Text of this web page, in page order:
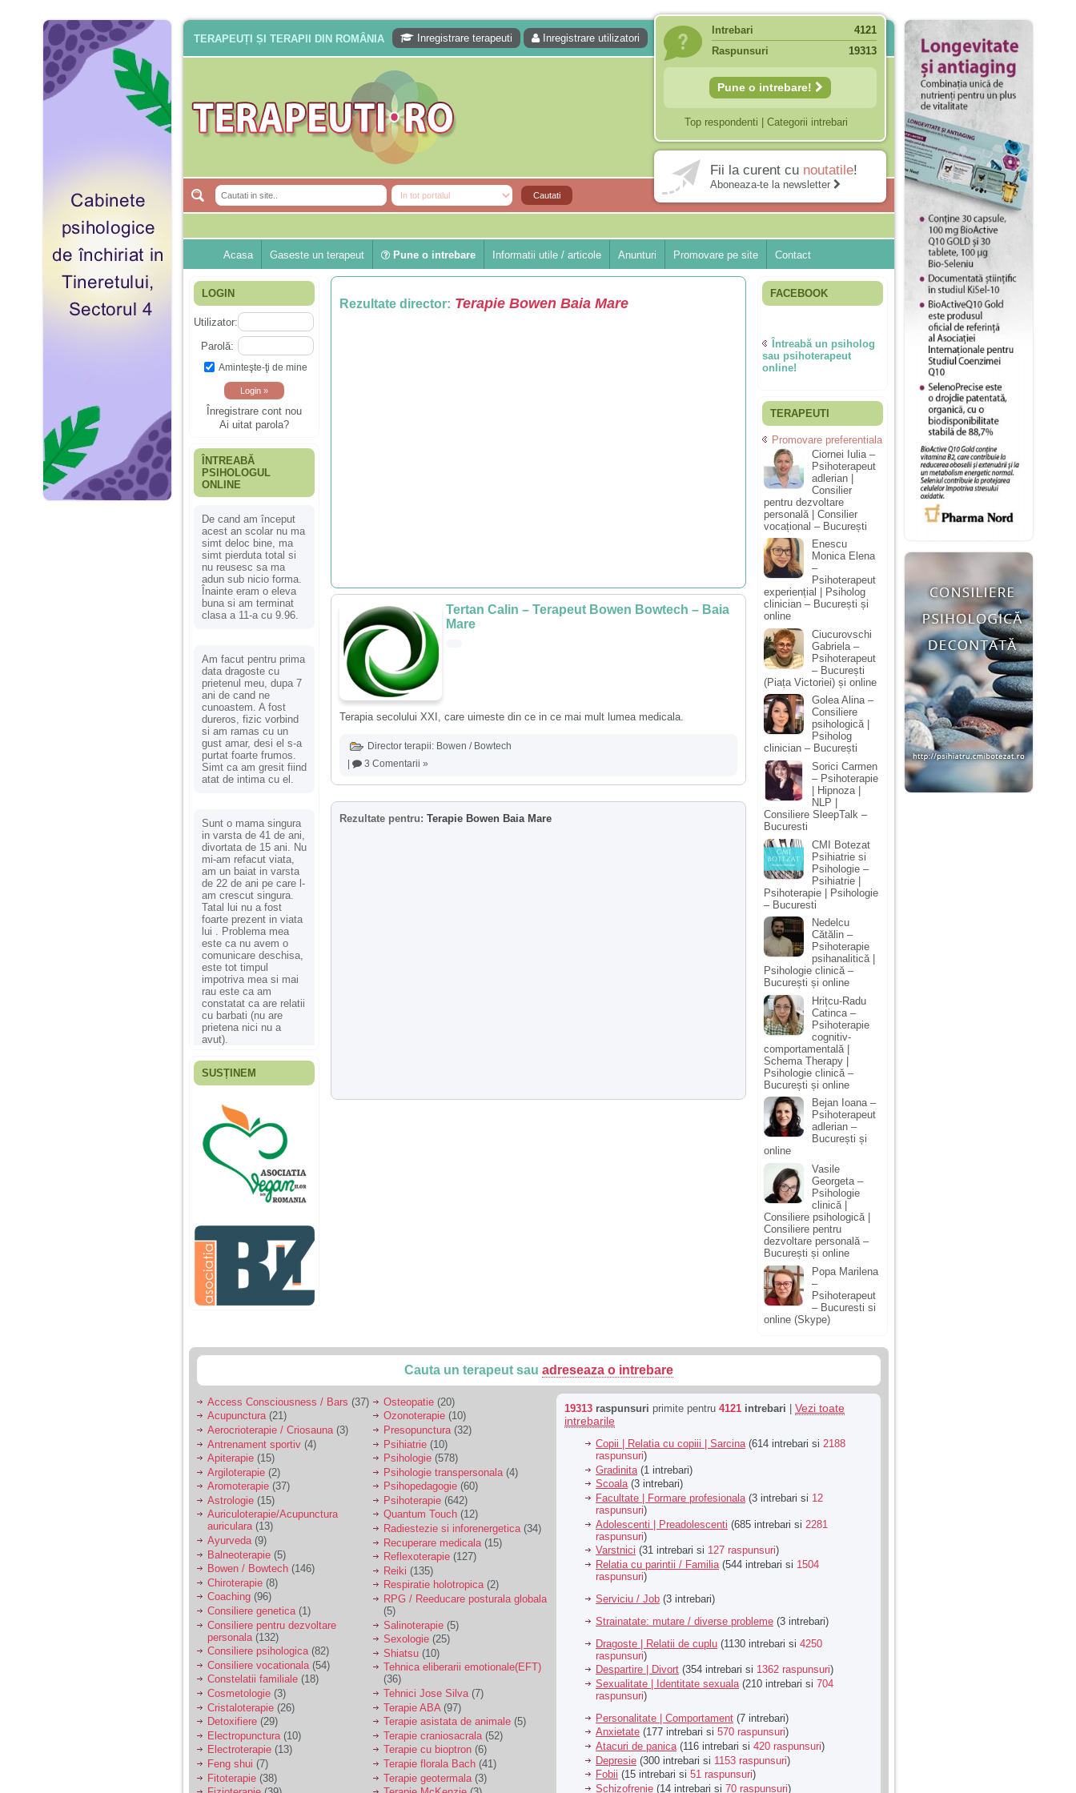
TERAPEUȚI ȘI TERAPII DIN ROMÂNIA Inregistrare terapeuti Inregistrare utilizatori
Intrebari
4121
Raspunsuri
19313
Pune o intrebare!
Top respondenti Categorii intrebari
Fii la curent cu noutatile!
Aboneaza-te la newsletter
Acasa Gaseste un terapeut Pune o intrebare Informatii utile / articole Anunturi Promovare pe site Contact
LOGIN
Utilizator:
Parolă:
Aminteşte-ţi de mine
Înregistrare cont nou
Ai uitat parola?
ÎNTREABĂ
PSIHOLOGUL
ONLINE
De cand am început
acest an scolar nu ma
simt deloc bine, ma
simt pierduta total si
nu reusesc sa ma
adun sub nicio forma.
Înainte eram o eleva
buna si am terminat
clasa a 11-a cu 9.96.
Am facut pentru prima
data dragoste cu
prietenul meu, dupa 7
ani de cand ne
cunoastem. A fost
dureros, fizic vorbind
si am ramas cu un
gust amar, desi el s-a
purtat foarte frumos.
Simt ca am gresit fiind
atat de intima cu el.
Sunt o mama singura
in varsta de 41 de ani,
divortata de 15 ani. Nu
mi-am refacut viata,
am un baiat in varsta
de 22 de ani pe care l-
am crescut singura.
Tatal lui nu a fost
foarte prezent in viata
lui . Problema mea
este ca nu avem o
comunicare deschisa,
este tot timpul
impotriva mea si mai
rau este ca am
constatat ca are relatii
cu barbati (nu are
prietena nici nu a
avut).
Fiica mea s-a nascut
ani, privind in urma
realizez cat de multe
greseli am facut in
educatia si cresterea
ei, am fost o mama
egoista, preocupata
de implinirea
profesionala, cand ea
era mica am neglijat-
agresiva, orice
greseala era taxata cu
o palma sau pedepse.
De 4 ani am o relatie
serioasa cu un barbat
sa se manifeste o
Ma aflu aici pentru ca
vreau sa stiu daca am
nevoie de un psiholog
sau psihiatru.
Sunt casatorita, am
31 de ani si un copil in
varsta de 2 ani care
mi-e lumina ochilor.
De ceva timp simt ca
mi s-a adunat
oboseala, o oboseala
cronica de care nu pot
scapa si simt ca din
cauza ei nu pot
controla nervii si
cateodata are copilul
de suferit.
Am o bariera peste
care nu pot trece:
prietena mea a ramas
insarcinata cu o fata.
Am fost de comun
acord sa facem un
copil, cu gandul ca e
baiat.
SUSȚINEM
Rezultate director: Terapie Bowen Baia Mare
Tertan Calin – Terapeut Bowen Bowtech – Baia
Mare
Terapia secolului XXI, care uimeste din ce in ce mai mult lumea medicala.
Director terapii: Bowen / Bowtech
3 Comentarii »
Rezultate pentru: Terapie Bowen Baia Mare
FACEBOOK
Întreabă un psiholog
sau psihoterapeut
online!
TERAPEUTI
Promovare preferentiala
Ciornei Iulia –
Psihoterapeut
adlerian |
Consilier
pentru dezvoltare
personală | Consilier
vocațional – București
Enescu
Monica Elena
–
Psihoterapeut
experiențial | Psiholog
clinician – București și
online
Ciucurovschi
Gabriela –
Psihoterapeut
– București
(Piața Victoriei) și online
Golea Alina –
Consiliere
psihologică |
Psiholog
clinician – București
Sorici Carmen
– Psihoterapie
| Hipnoza |
NLP |
Consiliere SleepTalk –
Bucuresti
CMI Botezat
Psihiatrie si
Psihologie –
Psihiatrie |
Psihoterapie | Psihologie
– Bucuresti
Nedelcu
Cătălin –
Psihoterapie
psihanalitică |
Psihologie clinică –
București și online
Hrițcu-Radu
Catinca –
Psihoterapie
cognitiv-
comportamentală |
Schema Therapy |
Psihologie clinică –
București și online
Bejan Ioana –
Psihoterapeut
adlerian –
București și
online
Vasile
Georgeta –
Psihologie
clinică |
Consiliere psihologică |
Consiliere pentru
dezvoltare personală –
București și online
Popa Marilena
–
Psihoterapeut
– Bucuresti si
online (Skype)
Cauta un terapeut sau adreseaza o intrebare
Access Consciousness / Bars (37)
Acupunctura(21)
Aerocrioterapie / Criosauna (3)
Antrenament sportiv (4)
Apiterapie (15)
Argiloterapie (2)
Aromoterapie (37)
Astrologie (15)
Auriculoterapie/Acupunctura
auriculara(13)
Ayurveda(9)
Balneoterapie (5)
Bowen / Bowtech (146)
Chiroterapie (8)
Coaching (96)
Consiliere genetica(1)
Consiliere pentru dezvoltare
personala (132)
Consiliere psihologica(82)
Consiliere vocationala (54)
Constelatii familiale (18)
Cosmetologie (3)
Cristaloterapie (26)
Detoxifiere (29)
Electropunctura (10)
Electroterapie (13)
Feng shui (7)
Fitoterapie (38)
Osteopatie (20)
Ozonoterapie (10)
Presopunctura (32)
Psihiatrie (10)
Psihologie (578)
Psihologie transpersonala (4)
Psihopedagogie (60)
Psihoterapie (642)
Quantum Touch (12)
Radiestezie si inforenergetica(34)
Recuperare medicala (15)
Reflexoterapie (127)
Reiki (135)
Respiratie holotropica(2)
RPG / Reeducare posturala globala
(5)
Salinoterapie (5)
Sexologie (25)
Shiatsu (10)
Tehnica eliberarii emotionale(EFT)
(36)
Tehnici Jose Silva(7)
Terapie ABA (97)
Terapie asistata de animale (5)
Terapie craniosacrala (52)
Terapie cu bioptron (6)
Terapie florala Bach (41)
Terapie geotermala (3)
19313 raspunsuri primite pentru 4121 intrebari
Vezi toate
intrebarile
Copii | Relatia cu copiii | Sarcina(614 intrebari si 2188
raspunsuri)
Gradinita (1 intrebari)
Scoala(3 intrebari)
Facultate | Formare profesionala (3 intrebari si 12
raspunsuri)
Adolescenti | Preadolescenti (685 intrebari si 2281
raspunsuri)
Varstnici (31 intrebari si 127 raspunsuri)
Relatia cu parintii / Familia (544 intrebari si 1504
raspunsuri)
Serviciu / Job (3 intrebari)
Strainatate: mutare / diverse probleme (3 intrebari)
Dragoste | Relatii de cuplu (1130 intrebari si 4250
raspunsuri)
Despartire | Divort (354 intrebari si 1362 raspunsuri)
Sexualitate | Identitate sexuala (210 intrebari si 704
raspunsuri)
Personalitate | Comportament (7 intrebari)
Anxietate (177 intrebari si 570 raspunsuri)
Atacuri de panica(116 intrebari si 420 raspunsuri)
Depresie (300 intrebari si 1153 raspunsuri)
Fobii (15 intrebari si 51 raspunsuri)
Schizofrenie (14 intrebari si 70 raspunsuri)